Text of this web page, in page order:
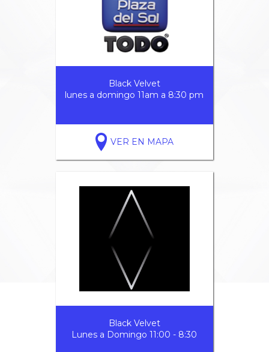
Black Velvet
lunes a domingo 11am a 8:30 pm
VER EN MAPA
Black Velvet
Lunes a Domingo 11:00 - 8:30